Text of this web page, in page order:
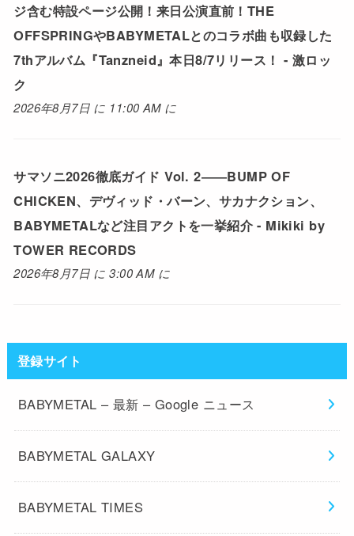
ジ含む特設ページ公開！来日公演直前！THE
OFFSPRINGやBABYMETALとのコラボ曲も収録した
7thアルバム『Tanzneid』本日8/7リリース！ - 激ロッ
ク
2026年8月7日 に 11:00 AM に
サマソニ2026徹底ガイド Vol. 2――BUMP OF
CHICKEN、デヴィッド・バーン、サカナクション、
BABYMETALなど注目アクトを一挙紹介 - Mikiki by
TOWER RECORDS
2026年8月7日 に 3:00 AM に
登録サイト
BABYMETAL – 最新 – Google ニュース
BABYMETAL GALAXY
BABYMETAL TIMES